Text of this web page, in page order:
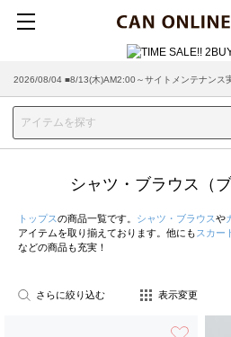
2026/07/29 ■【お知らせ】ヤマト運輸の配送遅延・
シャツ・ブラウス（
トップスの商品一覧です。 シャツ・ブラウスや
アイテムを取り揃えております。他にも スカー
などの商品も充実！
さらに絞り込む 表示変更